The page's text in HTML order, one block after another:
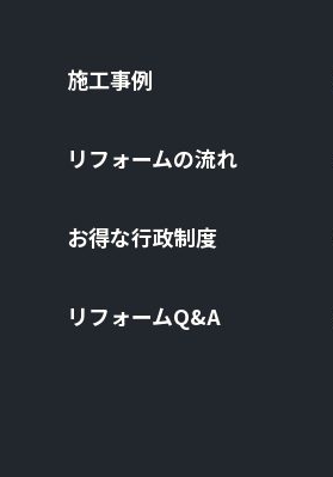
施⼯事例
リフォームの流れ
お得な⾏政制度
リフォームQ&A